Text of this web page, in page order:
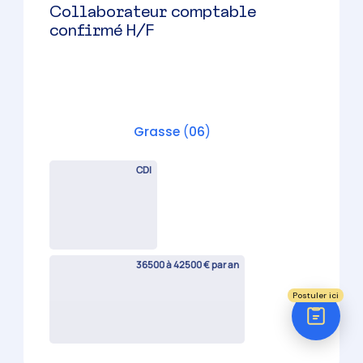
Postuler ici
Réponse sous 24h
Social (Paie & RH)